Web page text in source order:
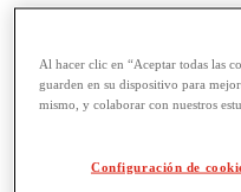
View All
Llaves
Curvado y
Corte y
Al hacer clic en “Aceptar todas las
guarden en su dispositivo para
mismo, y colaborar con nuestros
Configuración de